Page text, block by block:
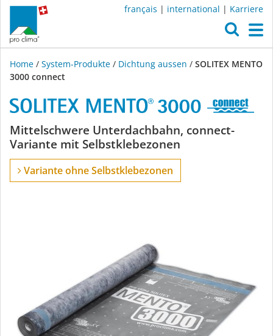
français | international | Karriere
Home / System-Produkte / Dichtung aussen / SOLITEX MENTO
3000 connect
SOLITEX
MENTO
3000
Mittelschwere Unterdachbahn, connect-
Variante mit Selbstklebezonen
Variante ohne Selbstklebezonen